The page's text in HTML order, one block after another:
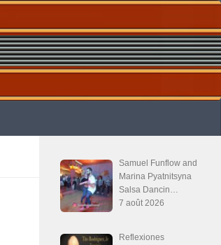
Samuel Funflow and
Marina Pyatnitsyna
Salsa Dancin…
7 août 2026
Reflexiones